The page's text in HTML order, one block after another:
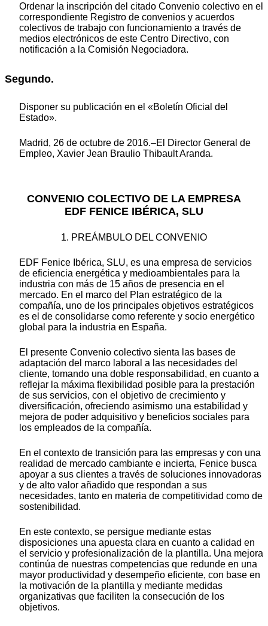
Ordenar la inscripción del citado Convenio colectivo en el
correspondiente Registro de convenios y acuerdos
colectivos de trabajo con funcionamiento a través de
medios electrónicos de este Centro Directivo, con
notificación a la Comisión Negociadora.
Segundo.
Disponer su publicación en el «Boletín Oficial del
Estado».
Madrid, 26 de octubre de 2016.–El Director General de
Empleo, Xavier Jean Braulio Thibault Aranda.
CONVENIO COLECTIVO DE LA EMPRESA
EDF FENICE IBÉRICA, SLU
1. PREÁMBULO DEL CONVENIO
EDF Fenice Ibérica, SLU, es una empresa de servicios
de eficiencia energética y medioambientales para la
industria con más de 15 años de presencia en el
mercado. En el marco del Plan estratégico de la
compañía, uno de los principales objetivos estratégicos
es el de consolidarse como referente y socio energético
global para la industria en España.
El presente Convenio colectivo sienta las bases de
adaptación del marco laboral a las necesidades del
cliente, tomando una doble responsabilidad, en cuanto a
reflejar la máxima flexibilidad posible para la prestación
de sus servicios, con el objetivo de crecimiento y
diversificación, ofreciendo asimismo una estabilidad y
mejora de poder adquisitivo y beneficios sociales para
los empleados de la compañía.
En el contexto de transición para las empresas y con una
realidad de mercado cambiante e incierta, Fenice busca
apoyar a sus clientes a través de soluciones innovadoras
y de alto valor añadido que respondan a sus
necesidades, tanto en materia de competitividad como de
sostenibilidad.
En este contexto, se persigue mediante estas
disposiciones una apuesta clara en cuanto a calidad en
el servicio y profesionalización de la plantilla. Una mejora
continúa de nuestras competencias que redunde en una
mayor productividad y desempeño eficiente, con base en
la motivación de la plantilla y mediante medidas
organizativas que faciliten la consecución de los
objetivos.